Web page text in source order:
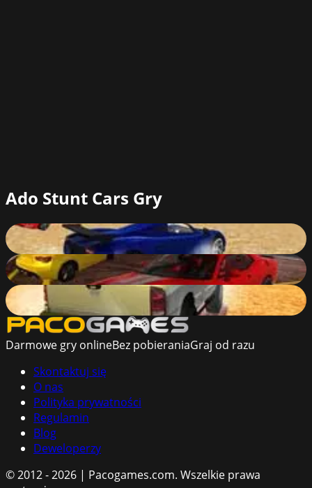
Ado Stunt Cars Gry
Ado Stunt Cars
89 %
Ado Stunt Cars 2
88%
Ado Stunt Cars 3
87
Darmowe gry onlineBez pobieraniaGraj od razu
Skontaktuj się
O nas
Polityka prywatności
Regulamin
Blog
Deweloperzy
© 2012 - 2026 | Pacogames.com. Wszelkie prawa